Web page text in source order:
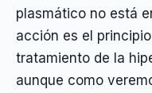
plasmático no está
acción es el
tratamiento de la
aunque como